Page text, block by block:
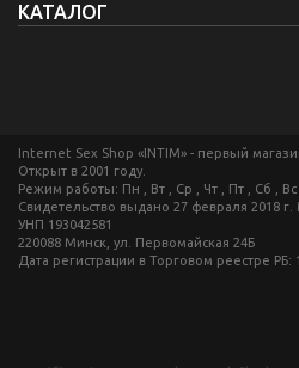
КАТАЛОГ
Internet Sex Shop «INTIM» - первый
Открыт в 2001 году.
Режим работы: Пн , Вт , Ср , Чт , Пт , Сб , Вс
Свидетельство выдано 27 февраля 2018
УНП 193042581
220088 Минск, ул. Первомайская 24Б
Дата регистрации в Торговом реестре РБ: